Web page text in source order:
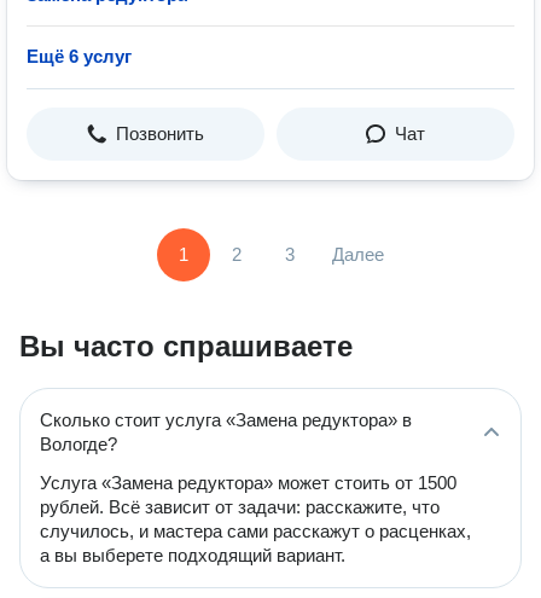
Ещё 6 услуг
Позвонить Чат
1 2 3 Далее
Вы часто спрашиваете
Сколько стоит услуга «Замена редуктора» в
Вологде?
Услуга «Замена редуктора» может стоить от 1500
рублей. Всё зависит от задачи: расскажите, что
случилось, и мастера сами расскажут о расценках,
а вы выберете подходящий вариант.